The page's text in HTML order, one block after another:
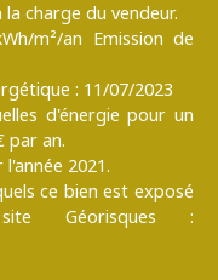
charge du vendeur.
m²/an Emission de
: 11/07/2023
d'énergie pour un
par an.
2021.
ce bien est exposé
Géorisques :